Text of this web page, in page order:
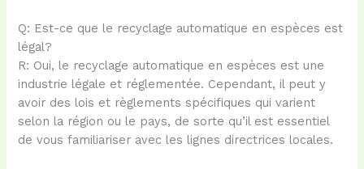
Q: Est-ce que le recyclage automatique en espèces est
légal?
R: Oui, le recyclage automatique en espèces est une
industrie légale et réglementée. Cependant, il peut y
avoir des lois et règlements spécifiques qui varient
selon la région ou le pays, de sorte qu’il est essentiel
de vous familiariser avec les lignes directrices locales.